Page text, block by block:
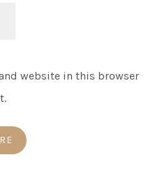
website in this browser